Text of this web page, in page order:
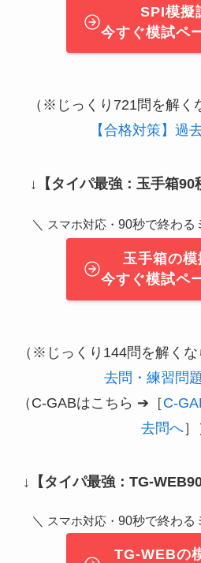
SPI模擬
今すぐ模試ペ
（※じっくり721問を解く
【合格対策】過
↓ 【タイパ最強：玉手箱90
＼ スマホ対応・ 90秒で終わる
玉手箱の模
今すぐ模試ペ
（※じっくり144問を解く
去問・練習問
（C-GABはこちら ➔［C-
去問へ］
↓ 【タイパ最強：TG-
＼ スマホ対応・ 90秒で終わる
TG-WEBの